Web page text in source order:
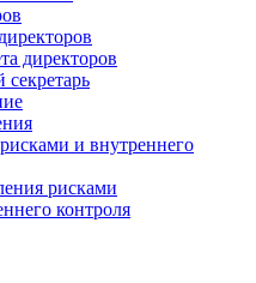
директоров
и внутреннего
рисками
контроля